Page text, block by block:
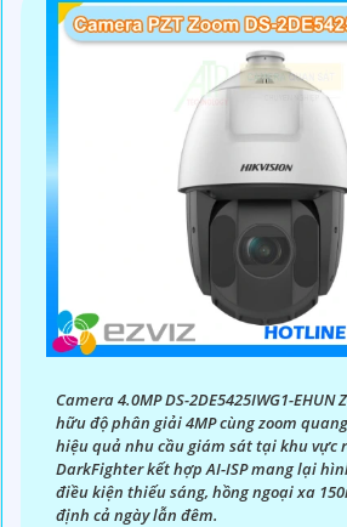
Camera 4.0MP DS-2DE5425IWG1-EHUN
hữu độ phân giải 4MP cùng zoom
hiệu quả nhu cầu giám sát tại khu vực
DarkFighter kết hợp AI-ISP mang lại
điều kiện thiếu sáng, hồng ngoại xa
định cả ngày lẫn đêm.